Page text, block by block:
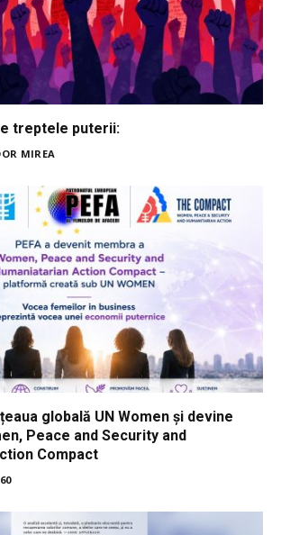
treptele puterii:
MIREA
globală UN Women și devine
Peace and Security and
Compact